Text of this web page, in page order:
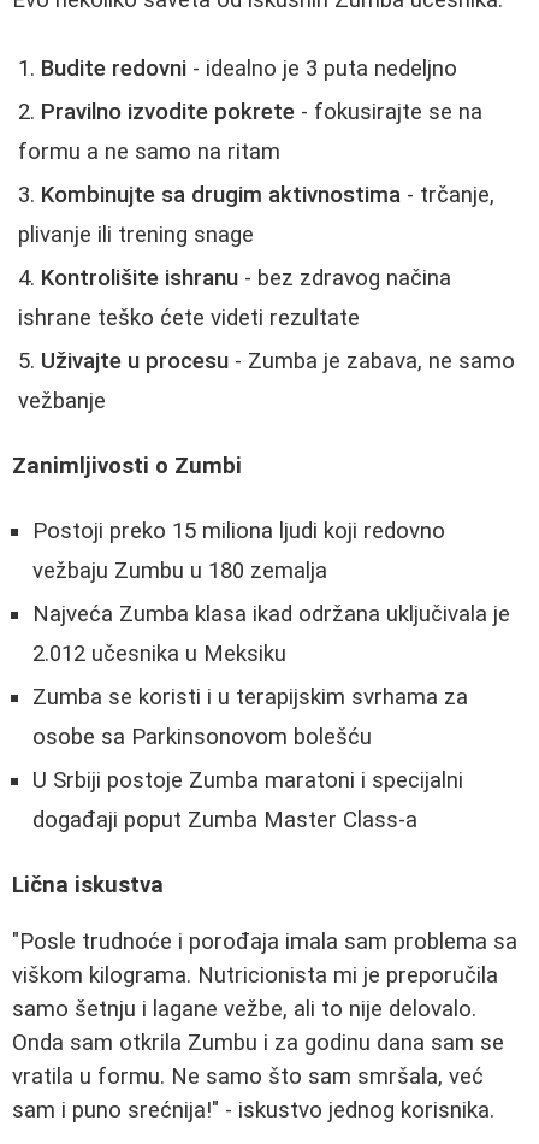
Budite redovni - idealno je 3 puta nedeljno
Pravilno izvodite pokrete - fokusirajte se na
formu a ne samo na ritam
Kombinujte sa drugim aktivnostima - trčanje,
plivanje ili trening snage
Kontrolišite ishranu - bez zdravog načina
ishrane teško ćete videti rezultate
Uživajte u procesu - Zumba je zabava, ne samo
vežbanje
Zanimljivosti o Zumbi
Postoji preko 15 miliona ljudi koji redovno
vežbaju Zumbu u 180 zemalja
Najveća Zumba klasa ikad održana uključivala je
2.012 učesnika u Meksiku
Zumba se koristi i u terapijskim svrhama za
osobe sa Parkinsonovom bolešću
U Srbiji postoje Zumba maratoni i specijalni
događaji poput Zumba Master Class-a
Lična iskustva
"Posle trudnoće i porođaja imala sam problema sa
viškom kilograma. Nutricionista mi je preporučila
samo šetnju i lagane vežbe, ali to nije delovalo.
Onda sam otkrila Zumbu i za godinu dana sam se
vratila u formu. Ne samo što sam smršala, već
sam i puno srećnija!" - iskustvo jednog korisnika.